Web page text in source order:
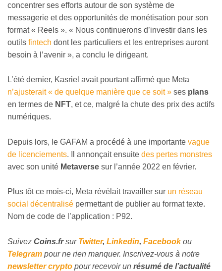
concentrer ses efforts autour de son système de
messagerie et des opportunités de monétisation pour son
format« Reels ». « Nous continuerons d’investir dans les
outils fintech dont les particuliers et les entreprises auront
besoin à l’avenir », a conclu le dirigeant.
L’été dernier, Kasriel avait pourtant affirmé que Meta
n’ajusterait « de quelque manière que ce soit » ses plans
en termes de NFT, et ce, malgré la chute des prix des actifs
numériques.
Depuis lors, le GAFAM a procédé à une importante vague
de licenciements. Il annonçait ensuite des pertes monstres
avec son unité Metaverse sur l’année 2022 en février.
Plus tôt ce mois-ci, Meta révélait travailler sur un réseau
social décentralisé permettant de publier au format texte.
Nom de code de l’application : P92.
Suivez Coins.frsur Twitter, Linkedin, Facebookou
Telegram pour ne rien manquer. Inscrivez-vous à notre
newsletter crypto pour recevoir un résumé de l’actualité